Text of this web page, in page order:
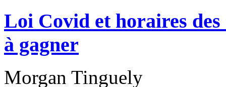
Loi Covid et horaires
à gagner
Morgan Tinguely